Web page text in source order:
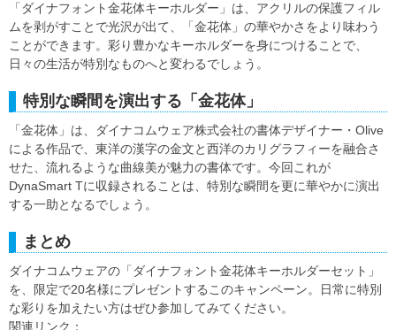
「ダイナフォント金花体キーホルダー」は、アクリルの保護フィル
ムを剥がすことで光沢が出て、「金花体」の華やかさをより味わう
ことができます。彩り豊かなキーホルダーを身につけることで、
日々の生活が特別なものへと変わるでしょう。
特別な瞬間を演出する「金花体」
「金花体」は、ダイナコムウェア株式会社の書体デザイナー・Olive
による作品で、東洋の漢字の金文と西洋のカリグラフィーを融合さ
せた、流れるような曲線美が魅力の書体です。今回これが
DynaSmart Tに収録されることは、特別な瞬間を更に華やかに演出
する一助となるでしょう。
まとめ
ダイナコムウェアの「ダイナフォント金花体キーホルダーセット」
を、限定で20名様にプレゼントするこのキャンペーン。日常に特別
な彩りを加えたい方はぜひ参加してみてください。
関連リンク：